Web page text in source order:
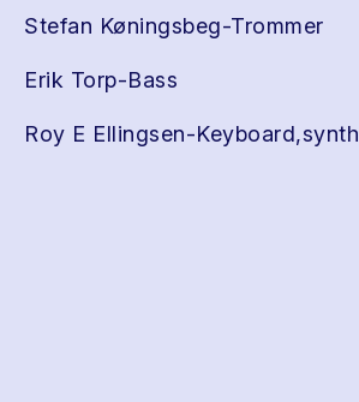
Stefan Køningsbeg-Trommer
Erik Torp-Bass
Roy E Ellingsen-Keyboard,synth